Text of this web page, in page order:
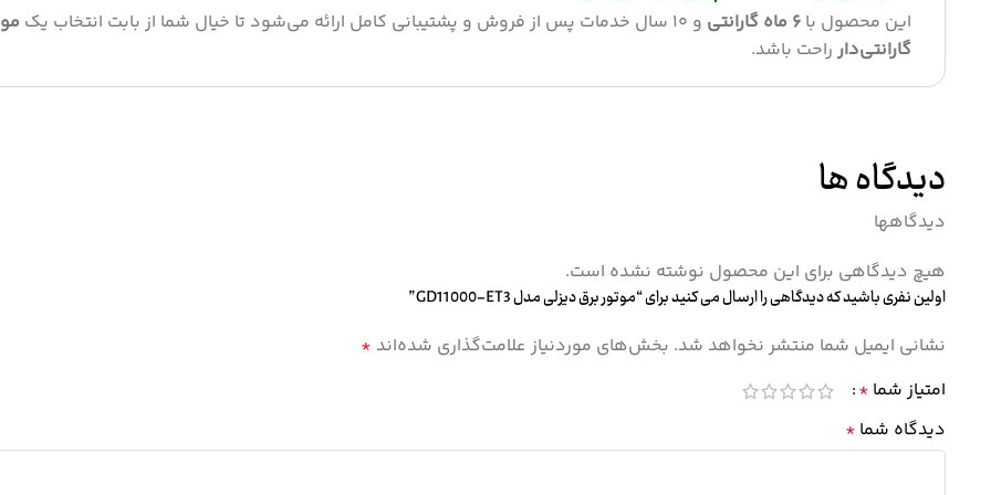
این محصول با۶ ماه گارانتی و 10 سال خدمات پس از فروش و پشتیبانی کامل ارائه می‌شود تا خیال شما از بابت انتخاب یک
گارانتی‌دار راحت باشد.
دیدگاه ها
دیدگاهها
هیچ دیدگاهی برای این محصول نوشته نشده است.
اولین نفری باشید که دیدگاهی را ارسال می کنید برای “موتور برق دیزلی مدل GD11000-ET3”
نشانی ایمیل شما منتشر نخواهد شد. بخش‌های موردنیاز علامت‌گذاری شده‌اند *
امتیاز شما *
دیدگاه شما *